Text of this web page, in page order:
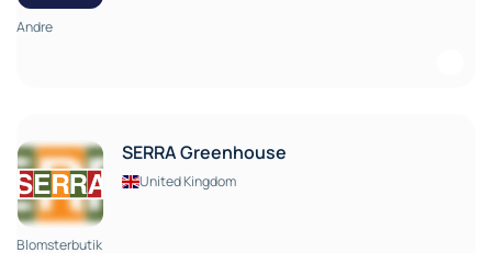
Andre
SERRA Greenhouse
United Kingdom
Blomsterbutik